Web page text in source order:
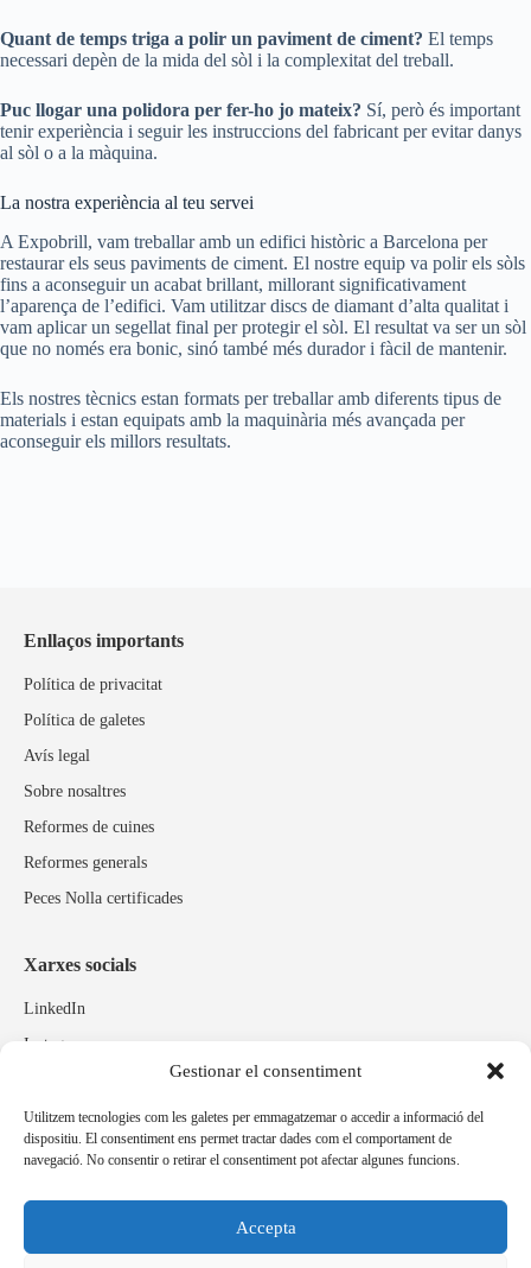
Gestionar el consentiment
Utilitzem tecnologies com les galetes per emmagatzemar o accedir a informació del
dispositiu. El consentiment ens permet tractar dades com el comportament de
navegació. No consentir o retirar el consentiment pot afectar algunes funcions.
Accepta
Quant de temps triga a polir un paviment de ciment? El temps
necessari depèn de la mida del sòl i la complexitat del treball.
Puc llogar una polidora per fer-ho jo mateix? Sí, però és important
tenir experiència i seguir les instruccions del fabricant per evitar danys
al sòl o a la màquina.
La nostra experiència al teu servei
A Expobrill, vam treballar amb un edifici històric a Barcelona per
restaurar els seus paviments de ciment. El nostre equip va polir els sòls
fins a aconseguir un acabat brillant, millorant significativament
l’aparença de l’edifici. Vam utilitzar discs de diamant d’alta qualitat i
vam aplicar un segellat final per protegir el sòl. El resultat va ser un sòl
que no només era bonic, sinó també més durador i fàcil de mantenir.
Els nostres tècnics estan formats per treballar amb diferents tipus de
materials i estan equipats amb la maquinària més avançada per
aconseguir els millors resultats.
Enllaços importants
Política de privacitat
Política de galetes
Avís legal
Sobre nosaltres
Reformes de cuines
Reformes generals
Peces Nolla certificades
Xarxes socials
LinkedIn
Instagram
Marques relacionades